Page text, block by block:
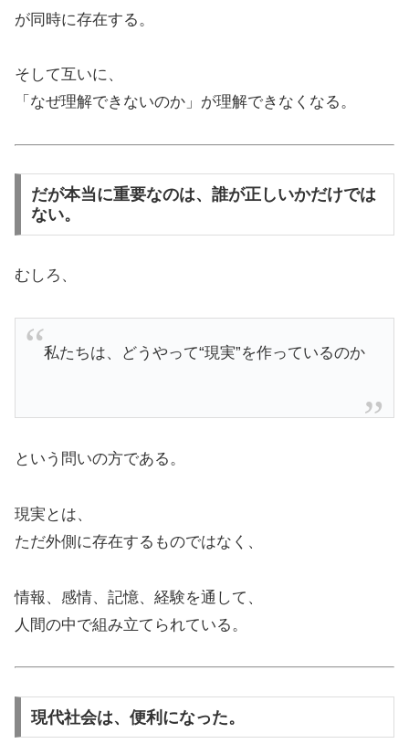
が同時に存在する。
そして互いに、
「なぜ理解できないのか」が理解できなくなる。
だが本当に重要なのは、誰が正しいかだけでは
ない。
むしろ、
私たちは、どうやって“現実”を作っているのか
という問いの方である。
現実とは、
ただ外側に存在するものではなく、
情報、感情、記憶、経験を通して、
人間の中で組み立てられている。
現代社会は、便利になった。